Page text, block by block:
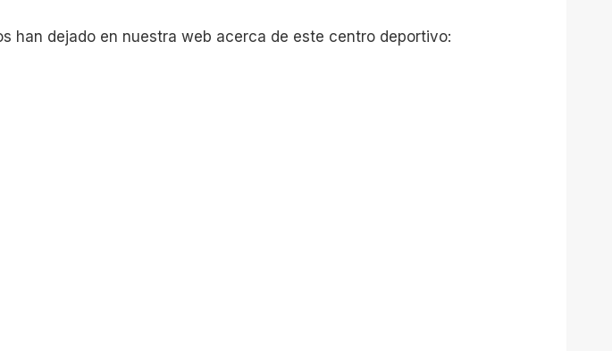
han dejado en nuestra web acerca de este centro deportivo: